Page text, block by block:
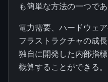
も簡単な方法の一つであ
電力需要、ハードウェ
フラストラクチャの成
独自に開発した内部指
概算することができる。